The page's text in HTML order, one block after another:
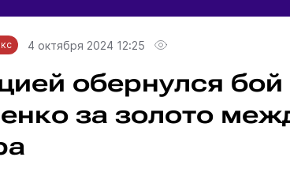
4 октября 2024 12:25
обернулся бой
за золото